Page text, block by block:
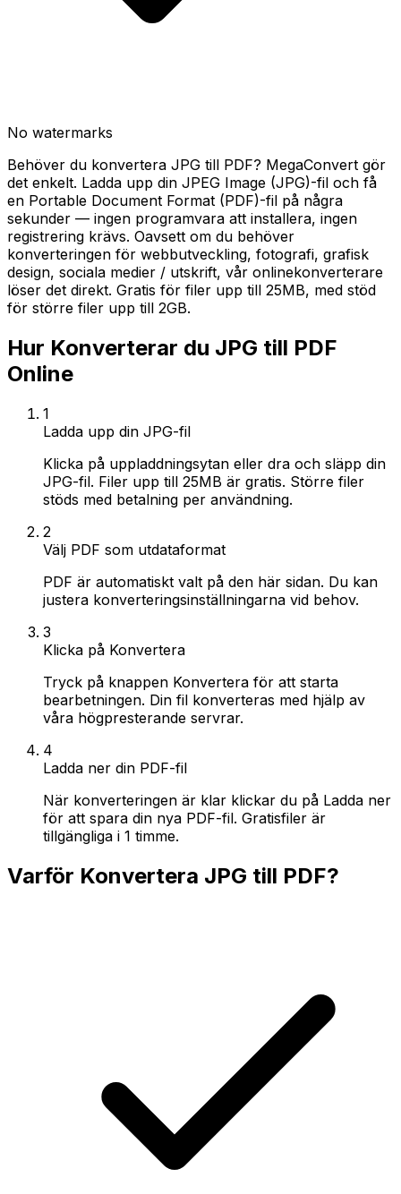
No watermarks
Behöver du konvertera JPG till PDF? MegaConvert gör
det enkelt. Ladda upp din JPEG Image (JPG)-fil och få
en Portable Document Format (PDF)-fil på några
sekunder — ingen programvara att installera, ingen
registrering krävs. Oavsett om du behöver
konverteringen för webbutveckling, fotografi, grafisk
design, sociala medier / utskrift, vår onlinekonverterare
löser det direkt. Gratis för filer upp till 25MB, med stöd
för större filer upp till 2GB.
Hur Konverterar du JPG till PDF
Online
1
Ladda upp din JPG-fil
Klicka på uppladdningsytan eller dra och släpp din
JPG-fil. Filer upp till 25MB är gratis. Större filer
stöds med betalning per användning.
2
Välj PDF som utdataformat
PDF är automatiskt valt på den här sidan. Du kan
justera konverteringsinställningarna vid behov.
3
Klicka på Konvertera
Tryck på knappen Konvertera för att starta
bearbetningen. Din fil konverteras med hjälp av
våra högpresterande servrar.
4
Ladda ner din PDF-fil
När konverteringen är klar klickar du på Ladda ner
för att spara din nya PDF-fil. Gratisfiler är
tillgängliga i 1 timme.
Varför Konvertera JPG till PDF?